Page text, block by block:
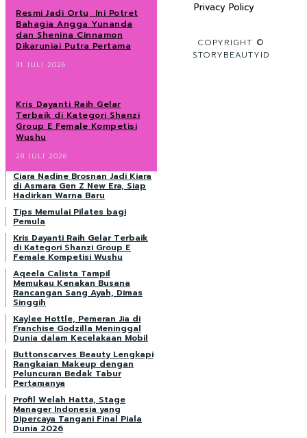
Resmi Jadi Ortu, Ini Potret
Bahagia Angga Yunanda
dan Shenina Cinnamon
Dikaruniai Putra Pertama
31 JULI 2026
Kris Dayanti Raih Gelar
Terbaik di Kategori Shanzi
Group E Female Kompetisi
Wushu
28 JULI 2026
Ciara Nadine Brosnan Jadi Kiara
di Asmara Gen Z New Era, Siap
Hadirkan Warna Baru
Tips Memulai Pilates bagi
Pemula
Kris Dayanti Raih Gelar Terbaik
di Kategori Shanzi Group E
Female Kompetisi Wushu
Aqeela Calista Tampil
Memukau Kenakan Busana
Rancangan Sang Ayah, Dimas
Singgih
Kaylee Hottle, Pemeran Jia di
Franchise Godzilla Meninggal
Dunia dalam Kecelakaan Mobil
Buttonscarves Beauty Lengkapi
Rangkaian Makeup dengan
Peluncuran Bedak Tabur
Pertamanya
Profil Welah Hatta, Stage
Manager Indonesia yang
Dipercaya Tangani Final Piala
Dunia 2026
Privacy Policy
COPYRIGHT ©
STORYBEAUTYID